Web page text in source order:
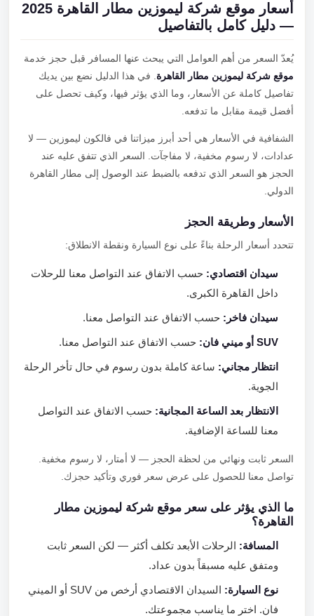
أسعار موقع شركة ليموزين مطار القاهرة 2025
— دليل كامل بالتفاصيل
يُعدّ السعر من أهم العوامل التي يبحث عنها المسافر قبل حجز خدمة
موقع شركة ليموزين مطار القاهرة. في هذا الدليل نضع بين يديك
تفاصيل كاملة عن الأسعار، وما الذي يؤثر فيها، وكيف تحصل على
أفضل قيمة مقابل ما تدفعه.
الشفافية في الأسعار هي أحد أبرز ميزاتنا في فالكون ليموزين — لا
عدادات، لا رسوم مخفية، لا مفاجآت. السعر الذي تتفق عليه عند
الحجز هو السعر الذي تدفعه بالضبط عند الوصول إلى مطار القاهرة
الدولي.
الأسعار وطريقة الحجز
تتحدد أسعار الرحلة بناءً على نوع السيارة ونقطة الانطلاق:
سيدان اقتصادي:حسب الاتفاق عند التواصل معنا للرحلات
داخل القاهرة الكبرى.
سيدان فاخر:حسب الاتفاق عند التواصل معنا.
SUV أو ميني فان: حسب الاتفاق عند التواصل معنا.
انتظار مجاني:ساعة كاملة بدون رسوم في حال تأخر الرحلة
الجوية.
الانتظار بعد الساعة المجانية:حسب الاتفاق عند التواصل
معنا للساعة الإضافية.
السعر ثابت ونهائي من لحظة الحجز — لا أمتار، لا رسوم مخفية.
تواصل معنا للحصول على عرض سعر فوري وتأكيد حجزك.
ما الذي يؤثر على سعر موقع شركة ليموزين مطار
القاهرة؟
المسافة:الرحلات الأبعد تكلف أكثر — لكن السعر ثابت
ومتفق عليه مسبقاً بدون عداد.
نوع السيارة:
السيدان الاقتصادي أرخص من SUV أو الميني
فان. اختر ما يناسب مجموعتك.